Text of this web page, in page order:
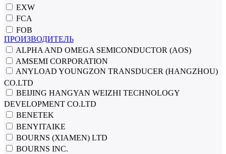
EXW
FCA
FOB
ПРОИЗВОДИТЕЛЬ
ALPHA AND OMEGA SEMICONDUCTOR (AOS)
AMSEMI CORPORATION
ANYLOAD YOUNGZON TRANSDUCER (HANGZHOU)
CO.LTD
BEIJING HANGYAN WEIZHI TECHNOLOGY
DEVELOPMENT CO.LTD
BENETEK
BENYITAIKE
BOURNS (XIAMEN) LTD
BOURNS INC.